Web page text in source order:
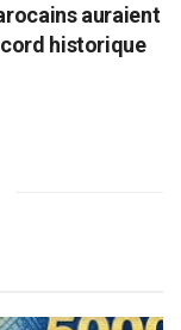
auraient
historique